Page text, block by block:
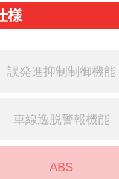
様
誤発進抑制制御機能
車線逸脱警報機能
ABS